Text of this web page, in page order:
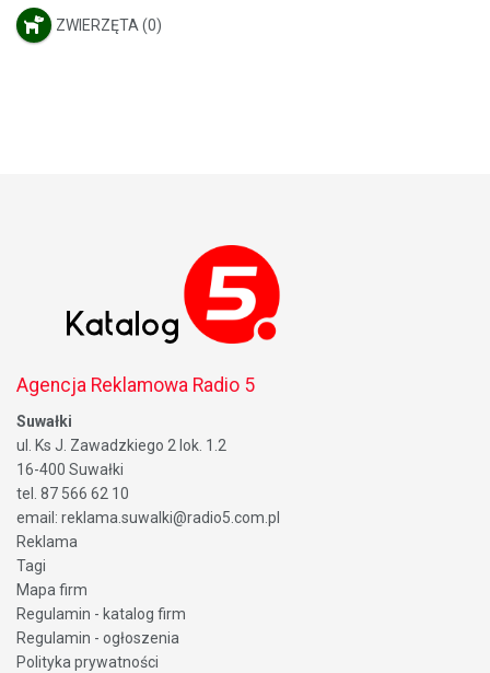
ZWIERZĘTA (0)
Agencja Reklamowa Radio 5
Suwałki
ul. Ks J. Zawadzkiego 2 lok. 1.2
16-400 Suwałki
tel. 87 566 62 10
email: reklama.suwalki@radio5.com.pl
Reklama
Tagi
Mapa firm
Regulamin - katalog firm
Regulamin - ogłoszenia
Polityka prywatności